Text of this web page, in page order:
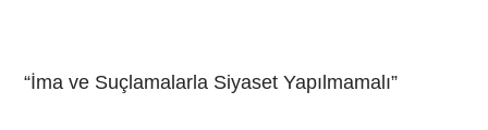
“İma ve Suçlamalarla Siyaset Yapılmamalı”